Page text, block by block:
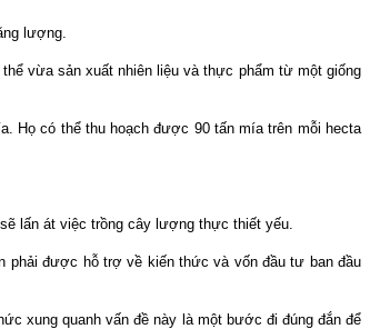
lượng.
vừa sản xuất nhiên liệu và thực phẩm từ một giống
Họ có thể thu hoạch được 90 tấn mía trên mỗi hecta
lấn át việc trồng cây lượng thực thiết yếu.
phải được hỗ trợ về kiến thức và vốn đầu tư ban đầu
xung quanh vấn đề này là một bước đi đúng đắn để